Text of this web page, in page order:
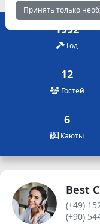
1992
Год
12
Гостей
6
Каюты
Best
(+49)
(+90)
Принять только